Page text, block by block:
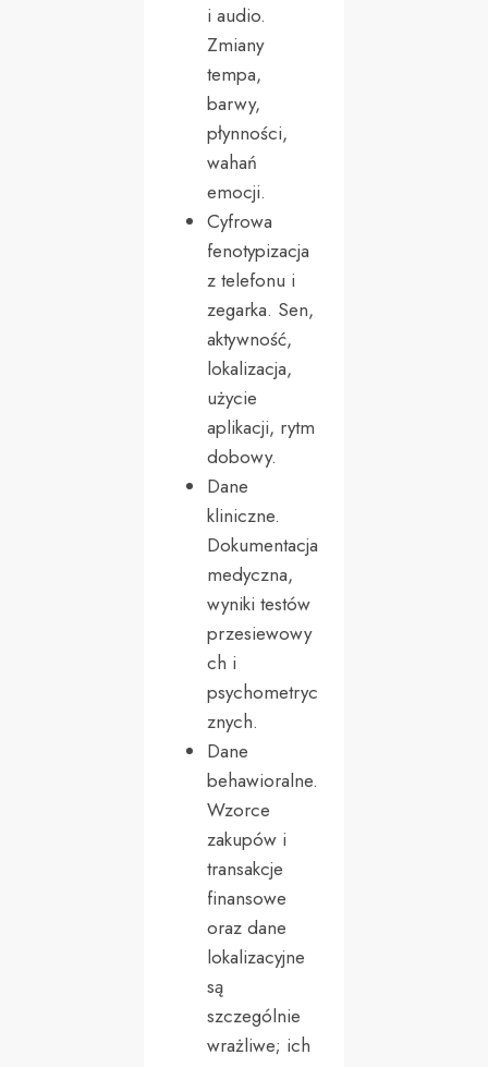
i audio.
Zmiany
tempa,
barwy,
płynności,
wahań
emocji.
Cyfrowa
fenotypizacja
z telefonu i
zegarka. Sen,
aktywność,
lokalizacja,
użycie
aplikacji, rytm
dobowy.
Dane
kliniczne.
Dokumentacja
medyczna,
wyniki testów
przesiewowy
ch i
psychometryc
znych.
Dane
behawioralne.
Wzorce
zakupów i
transakcje
finansowe
oraz dane
lokalizacyjne
są
szczególnie
wrażliwe; ich